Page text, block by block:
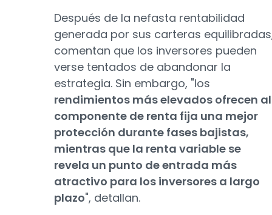
Después de la nefasta rentabilidad
generada por sus carteras
comentan que los inversores pueden
verse tentados de abandonar la
estrategia. Sin embargo, "los
rendimientos más elevados ofrecen al
componente de renta fija una mejor
protección durante fases bajistas,
mientras que la renta variable se
revela un punto de entrada más
atractivo para los inversores a largo
plazo", detallan.